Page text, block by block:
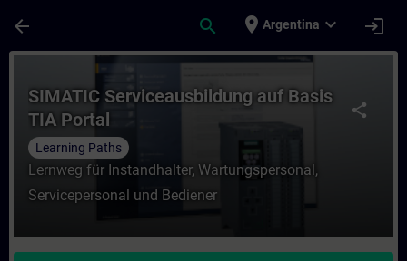
arrow_back search place Argentina expand_more login
Curso - SIMATIC Serviceausbildung auf
share
SIMATIC Serviceausbildung auf Basis
TIA Portal
Learning Paths
Lernweg für Instandhalter, Wartungspersonal,
Servicepersonal und Bediener